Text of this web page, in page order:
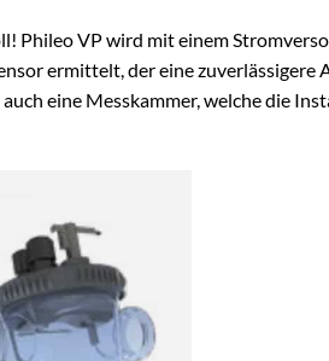
Phileo VP wird mit einem
ermittelt, der eine
eine Messkammer, welche die